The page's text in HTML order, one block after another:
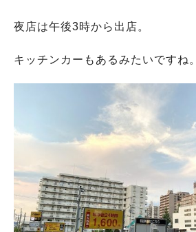
夜店は午後3時から出店。
キッチンカーもあるみたいですね。